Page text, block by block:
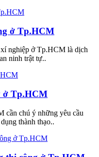
ở Tp.HCM
nghiệp ở Tp.HCM là dịch
ninh trật tự..
ở Tp.HCM
cần chú ý những yêu cầu
thành thạo..